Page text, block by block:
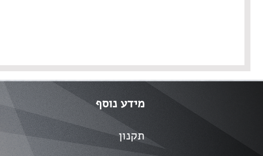
מידע נוסף
תקנון